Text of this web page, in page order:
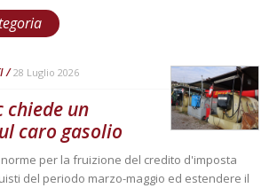
28 Luglio 2026
chiede un
caro gasolio
per la fruizione del credito d'imposta
del periodo marzo-maggio ed estendere il